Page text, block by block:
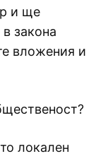
и ще
закона
вложения и
локален